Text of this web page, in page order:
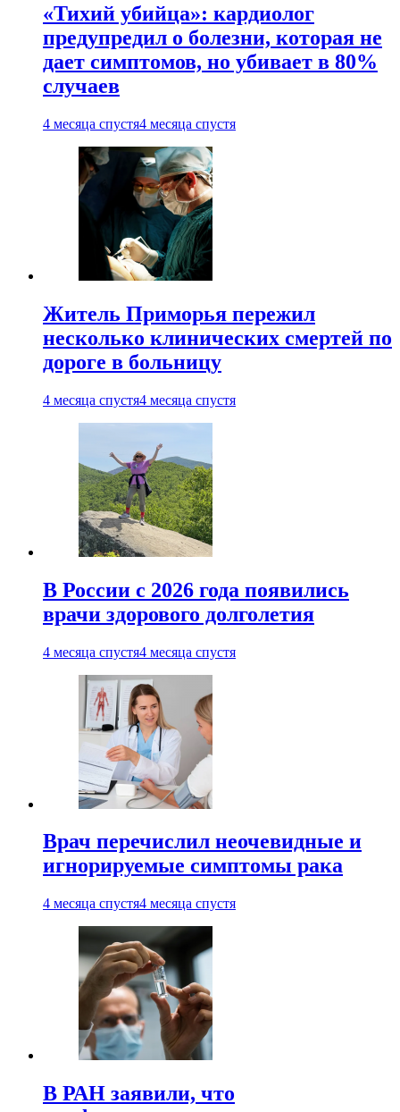
«Тихий убийца»: кардиолог
предупредил о болезни, которая не
дает симптомов, но убивает в 80%
случаев
4 месяца спустя4 месяца спустя
Житель Приморья пережил
несколько клинических смертей по
дороге в больницу
4 месяца спустя4 месяца спустя
В России с 2026 года появились
врачи здорового долголетия
4 месяца спустя4 месяца спустя
Врач перечислил неочевидные и
игнорируемые симптомы рака
4 месяца спустя4 месяца спустя
В РАН заявили, что